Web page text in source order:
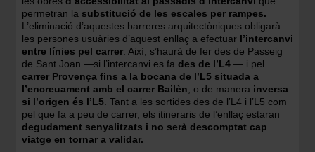
permetran la substitució de les escales per rampes.
L’eliminació d’aquestes barreres arquitectòniques obligarà
les persones usuàries d’aquest enllaç a efectuar l’intercanvi
entre línies pel carrer . Així, s’haurà de fer des de Passeig
de Sant Joan —si l’intercanvi es fa des de l’L4 — i pel
carrer Provença fins a la bocana de l’L5 situada a
l’encreuament amb el carrer Bailèn , o de manera inversa
si l’origen és l’L5 . Tant a les sortides des de l’L4 i l’L5 com
pel que fa a peu de carrer, els itineraris de l’enllaç estaran
degudament senyalitzats i no serà descomptat cap
viatge en tornar a validar.